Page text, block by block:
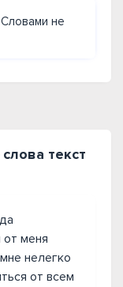
не
текст
меня
нелегко
от всем